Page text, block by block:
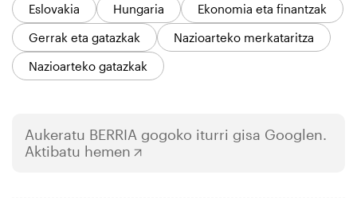
Eslovakia
Hungaria
Ekonomia eta finantzak
Gerrak eta gatazkak
Nazioarteko merkataritza
Nazioarteko gatazkak
Aukeratu BERRIA gogoko iturri gisa Googlen.
Aktibatu hemen